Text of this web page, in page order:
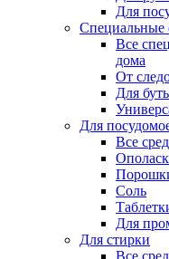
Для
Специальные
Все
дома
От
Для
Для
Все
Соль
Для
Для стирки
Все